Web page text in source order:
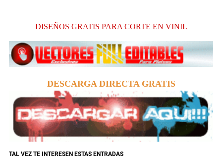
DISEÑOS GRATIS PARA CORTE EN VINIL
DESCARGA DIRECTA GRATIS
TAL VEZ TE INTERESEN ESTAS ENTRADAS